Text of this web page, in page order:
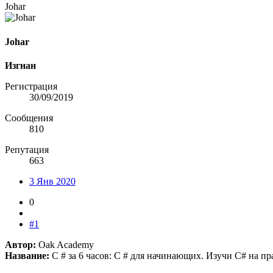
Johar
Johar
Изгнан
Регистрация
30/09/2019
Сообщения
810
Репутация
663
3 Янв 2020
0
#1
Автор: Oak Academy
Название: C # за 6 часов: C # для начинающих. Изучи C# на